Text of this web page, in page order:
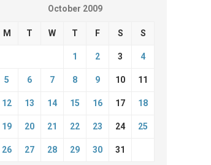
October 2009
M T W T F S S
1 2 3 4
5 6 7 8 9 10 11
12 13 14 15 16 17 18
19 20 21 22 23 24 25
26 27 28 29 30 31